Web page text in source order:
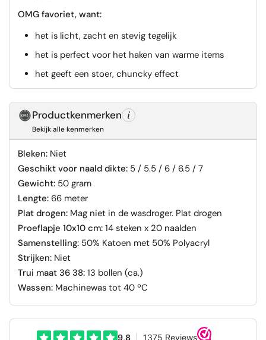
OMG favoriet, want:
het is licht, zacht en stevig tegelijk
het is perfect voor het haken van warme items
het geeft een stoer, chuncky effect
Productkenmerken
Bekijk alle kenmerken
Bleken:Niet
Geschikt voor naald dikte:5 / 5.5 / 6 / 6.5 / 7
Gewicht:50 gram
Lengte:66 meter
Plat drogen:Mag niet in de wasdroger. Plat drogen
Proeflapje 10x10 cm:14 steken x 20 naalden
Samenstelling:50% Katoen met 50% Polyacryl
Strijken:Niet
Trui maat 36 38:13 bollen (ca.)
Wassen:Machinewas tot 40 ºC